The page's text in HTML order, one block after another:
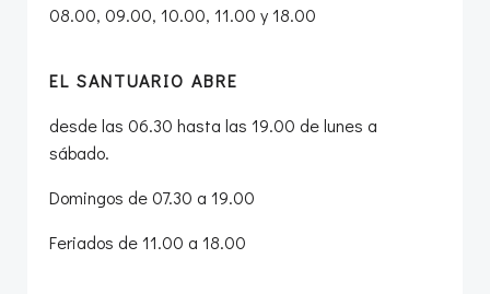
08.00, 09.00, 10.00, 11.00 y 18.00
EL SANTUARIO ABRE
desde las 06.30 hasta las 19.00 de lunes a
sábado.
Domingos de 07.30 a 19.00
Feriados de 11.00 a 18.00